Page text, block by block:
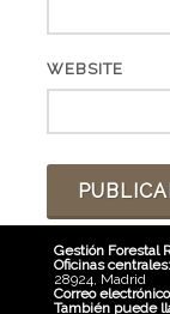
WEBSITE
Gestión Forestal
Oficinas centrales:
28924, Madrid
Correo
También puede